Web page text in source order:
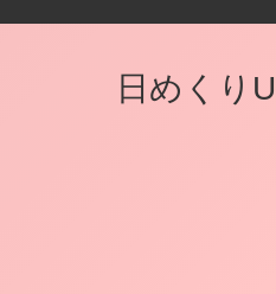
日めくり